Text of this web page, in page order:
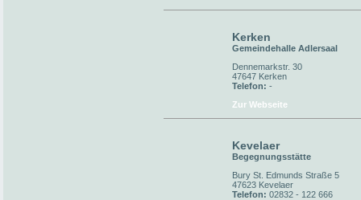
Kerken
Gemeindehalle Adlersaal
Dennemarkstr. 30
47647 Kerken
Telefon: -
Zur Webseite
Kevelaer
Begegnungsstätte
Bury St. Edmunds Straße 5
47623 Kevelaer
Telefon: 02832 - 122 666